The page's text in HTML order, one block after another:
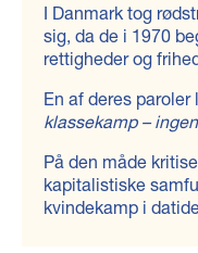
I Danmark tog
sig, da de i 1970
rettigheder og
En af deres paroler
klassekamp –
På den måde
kapitalistiske
kvindekamp i